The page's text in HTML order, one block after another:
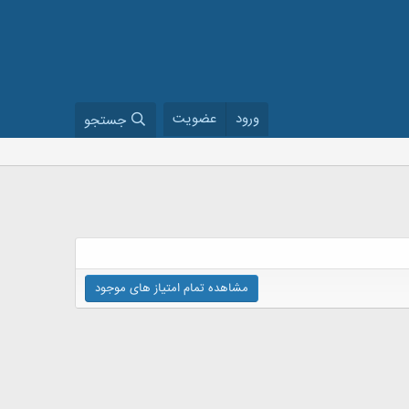
ورود عضویت جستجو
مشاهده تمام امتیاز های موجود